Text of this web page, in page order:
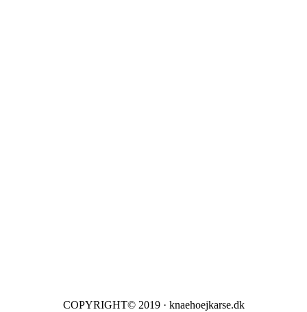
COPYRIGHT© 2019 · knaehoejkarse.dk